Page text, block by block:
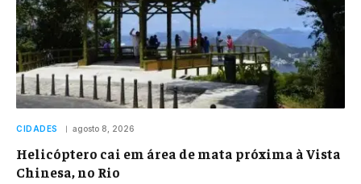
CIDADES agosto 8, 2026
Helicóptero cai em área de mata próxima à Vista
Chinesa, no Rio